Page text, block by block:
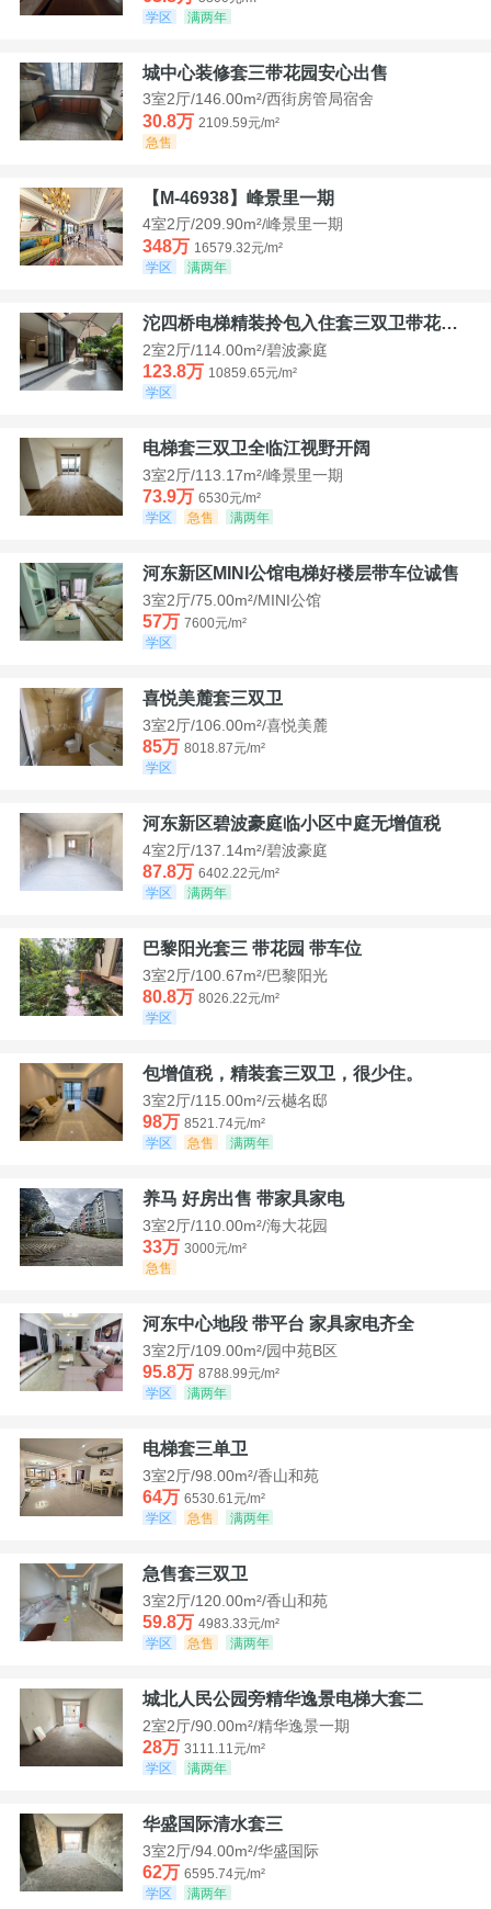
学区
满两年
城中心装修套三带花园安心出售
3室2厅/146.00m²/西街房管局宿舍
30.8万 2109.59元/m²
急售
【M-46938】峰景里一期
4室2厅/209.90m²/峰景里一期
348万 16579.32元/m²
学区
满两年
沱四桥电梯精装拎包入住套三双卫带花园40平米带车位
2室2厅/114.00m²/碧波豪庭
123.8万 10859.65元/m²
学区
电梯套三双卫全临江视野开阔
3室2厅/113.17m²/峰景里一期
73.9万 6530元/m²
学区
急售 满两年
河东新区MINI公馆电梯好楼层带车位诚售
3室2厅/75.00m²/MINI公馆
57万 7600元/m²
学区
喜悦美麓套三双卫
3室2厅/106.00m²/喜悦美麓
85万 8018.87元/m²
学区
河东新区碧波豪庭临小区中庭无增值税
4室2厅/137.14m²/碧波豪庭
87.8万 6402.22元/m²
学区
满两年
巴黎阳光套三 带花园 带车位
3室2厅/100.67m²/巴黎阳光
80.8万 8026.22元/m²
学区
包增值税，精装套三双卫，很少住。
3室2厅/115.00m²/云樾名邸
98万 8521.74元/m²
学区
急售 满两年
养马 好房出售 带家具家电
3室2厅/110.00m²/海大花园
33万 3000元/m²
急售
河东中心地段 带平台 家具家电齐全
3室2厅/109.00m²/园中苑B区
95.8万 8788.99元/m²
学区
满两年
电梯套三单卫
3室2厅/98.00m²/香山和苑
64万 6530.61元/m²
学区
急售 满两年
急售套三双卫
3室2厅/120.00m²/香山和苑
59.8万 4983.33元/m²
学区
急售 满两年
城北人民公园旁精华逸景电梯大套二
2室2厅/90.00m²/精华逸景一期
28万 3111.11元/m²
学区
满两年
华盛国际清水套三
3室2厅/94.00m²/华盛国际
62万 6595.74元/m²
学区
满两年